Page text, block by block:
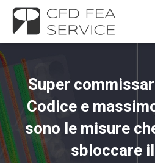
Super
Codice e
sono le misure
sbloccare